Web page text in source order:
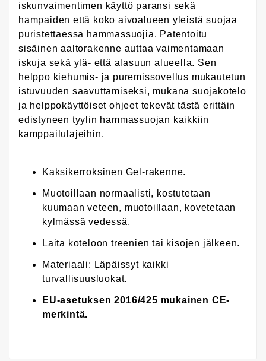
iskunvaimentimen käyttö paransi sekä
hampaiden että koko aivoalueen yleistä suojaa
puristettaessa hammassuojia. Patentoitu
sisäinen aaltorakenne auttaa vaimentamaan
iskuja sekä ylä- että alasuun alueella. Sen
helppo kiehumis- ja puremissovellus mukautetun
istuvuuden saavuttamiseksi, mukana suojakotelo
ja helppokäyttöiset ohjeet tekevät tästä erittäin
edistyneen tyylin hammassuojan kaikkiin
kamppailulajeihin.
Kaksikerroksinen Gel-rakenne.
Muotoillaan normaalisti, kostutetaan
kuumaan veteen, muotoillaan, kovetetaan
kylmässä vedessä.
Laita koteloon treenien tai kisojen jälkeen.
Materiaali: Läpäissyt kaikki
turvallisuusluokat.
EU-asetuksen 2016/425 mukainen CE-
merkintä.